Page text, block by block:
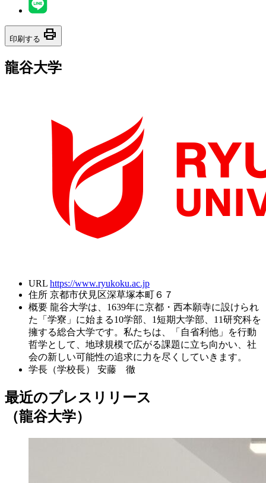
印刷する print
龍谷大学
URL https://www.ryukoku.ac.jp
住所 京都市伏見区深草塚本町６７
概要 龍谷大学は、1639年に京都・西本願寺に設けられ
た「学寮」に始まる10学部、1短期大学部、11研究科を
擁する総合大学です。私たちは、「自省利他」を行動
哲学として、地球規模で広がる課題に立ち向かい、社
会の新しい可能性の追求に力を尽くしていきます。
学長（学校長）
安藤 徹
最近のプレスリリース
（龍谷大学）